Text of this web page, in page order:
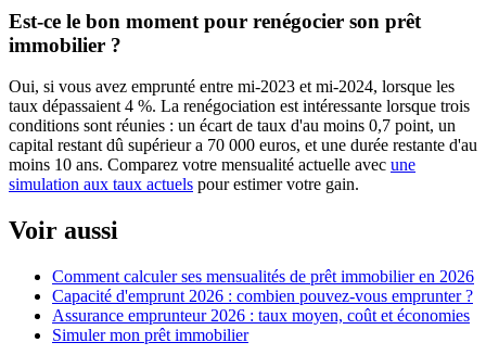
Est-ce le bon moment pour renégocier son prêt
immobilier ?
Oui, si vous avez emprunté entre mi-2023 et mi-2024, lorsque les
taux dépassaient 4 %. La renégociation est intéressante lorsque trois
conditions sont réunies : un écart de taux d'au moins 0,7 point, un
capital restant dû supérieur a 70 000 euros, et une durée restante d'au
moins 10 ans. Comparez votre mensualité actuelle avec une
simulation aux taux actuels pour estimer votre gain.
Voir aussi
Comment calculer ses mensualités de prêt immobilier en 2026
Capacité d'emprunt 2026 : combien pouvez-vous emprunter ?
Assurance emprunteur 2026 : taux moyen, coût et économies
Simuler mon prêt immobilier